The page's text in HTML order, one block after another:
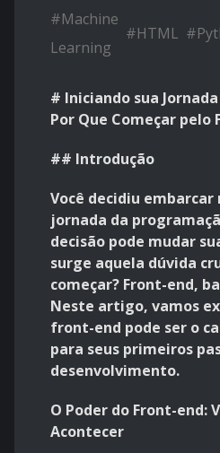
#Machine
Learning
#HTML #
# Iniciando sua
Por Que Começar pelo
## Introdução
Você decidiu
jornada da
decisão pode mudar
surge aquela dúvida
começar? Front-end,
Neste artigo, vamos
front-end pode ser o
para seus primeiros
desenvolvimento.
O Poder do Front-end:
Acontecer